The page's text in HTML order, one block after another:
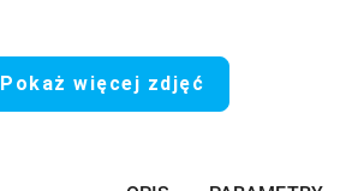
Pokaż więcej zdjęć